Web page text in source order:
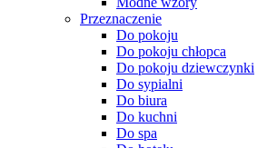
Przeznaczenie
Do pokoju
Do pokoju chłopca
Do pokoju dziewczynki
Do sypialni
Do biura
Do kuchni
Do spa